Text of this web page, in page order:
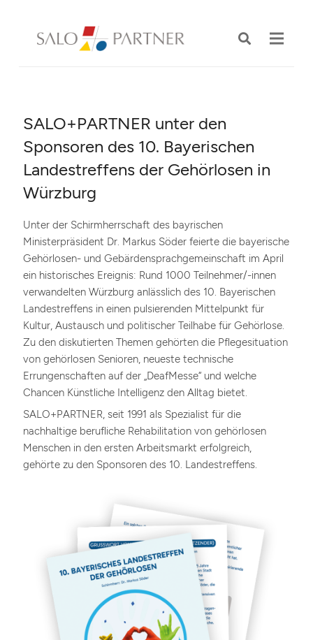
SALO+PARTNER unter den
Sponsoren des 10. Bayerischen
Landestreffens der Gehörlosen in
Würzburg
Unter der Schirmherrschaft des bayrischen
Ministerpräsident Dr. Markus Söder feierte die bayerische
Gehörlosen- und Gebärdensprachgemeinschaft im April
ein historisches Ereignis: Rund 1000 Teilnehmer/-innen
verwandelten Würzburg anlässlich des 10. Bayerischen
Landestreffens in einen pulsierenden Mittelpunkt für
Kultur, Austausch und politischer Teilhabe für Gehörlose.
Zu den diskutierten Themen gehörten die Pflegesituation
von gehörlosen Senioren, neueste technische
Errungenschaften auf der „DeafMesse“ und welche
Chancen Künstliche Intelligenz den Alltag bietet.
SALO+PARTNER, seit 1991 als Spezialist für die
nachhaltige berufliche Rehabilitation von gehörlosen
Menschen in den ersten Arbeitsmarkt erfolgreich,
gehörte zu den Sponsoren des 10. Landestreffens.